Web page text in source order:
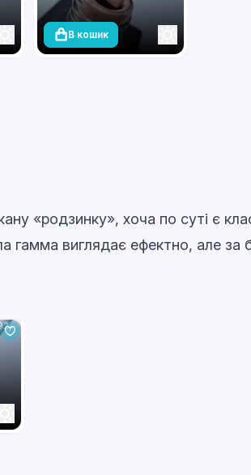
В кошик
«родзинку», хоча по суті є
гамма виглядає ефектно, але за